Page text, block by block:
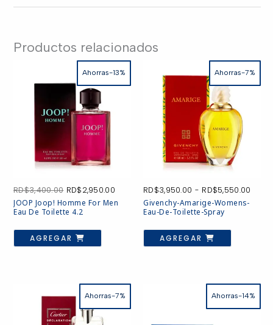
Productos relacionados
Ahorras-13%
RD$3,400.00 El
precio
original
RD$3,400.00.
RD$2,950.00El
precio
actual
RD$2,950.00.
JOOP Joop! Homme For Men
Eau De Toilette 4.2
AGREGAR
Ahorras-7%
RD$3,950.00 - RD$5,550.00
Givenchy-Amarige-Womens-
Eau-De-Toilette-Spray
AGREGAR
Este
tiene
pueden
elegir
Ahorras-7% Ahorras-14%